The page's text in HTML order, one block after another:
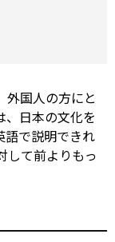
外国人の方にと
、日本の文化を
語で説明できれ
して前よりもっ